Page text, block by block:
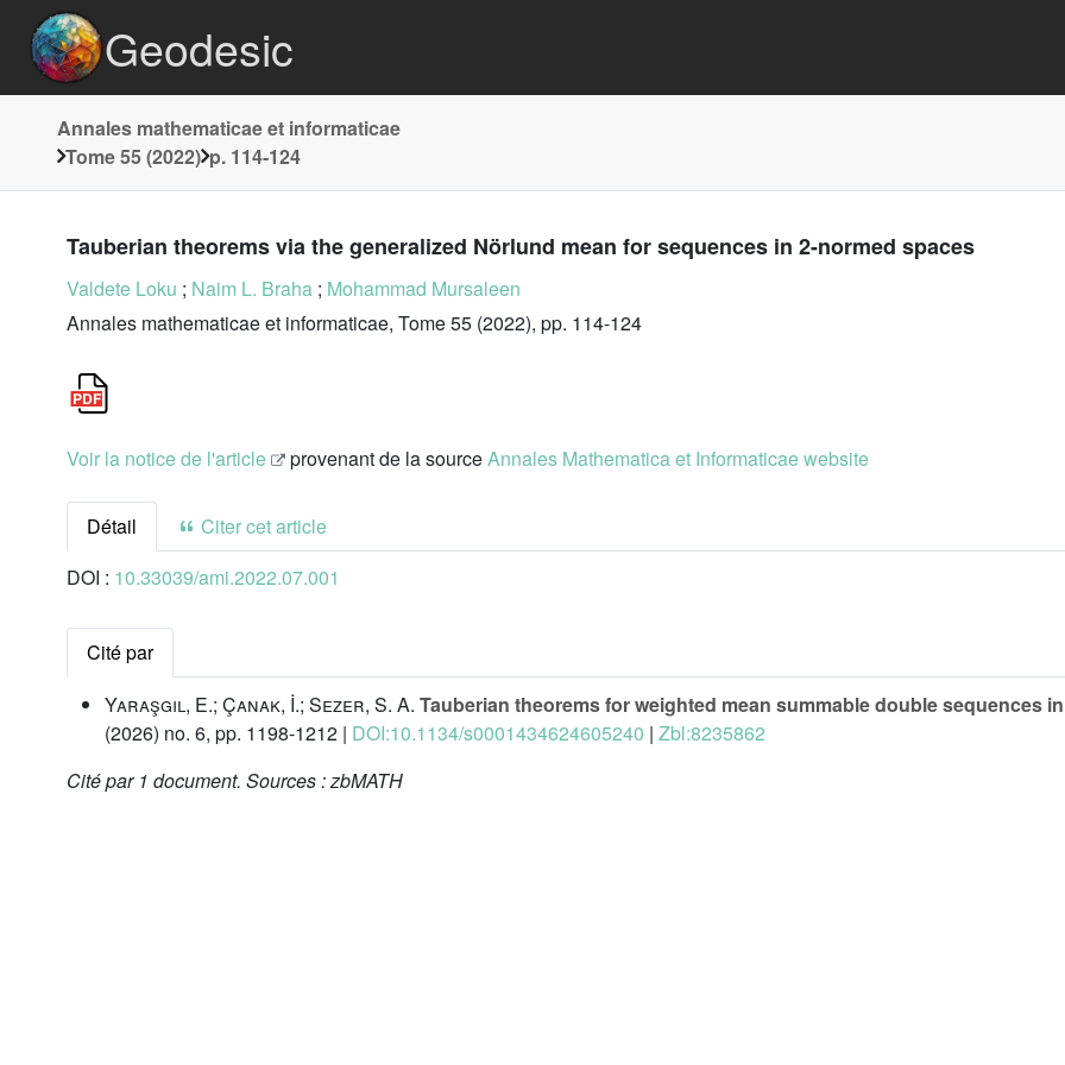
Geodesic
Annales mathematicae et informaticae
Tome 55 (2022) p. 114-124
Tauberian theorems via the generalized Nörlund mean for sequences in 2-normed spaces
Valdete Loku ; Naim L. Braha ; Mohammad Mursaleen
Annales mathematicae et informaticae, Tome 55 (2022), pp. 114-124
Voir la notice de l'article provenant de la sourceAnnales Mathematica et Informaticae website
Détail
Citer cet article
DOI : 10.33039/ami.2022.07.001
Cité par
Yaraşgil, E.; Çanak, İ.; Sezer, S. A. Tauberian theorems for weighted mean summable double sequences
(2026) no. 6, pp. 1198-1212 | DOI:10.1134/s0001434624605240 | Zbl:8235862
Cité par 1 document. Sources :zbMATH